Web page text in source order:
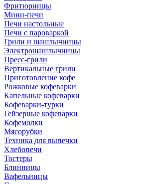
Фритюрницы
Мини-печи
Печи настольные
Печи с пароваркой
Грили и шашлычницы
Электрошашлычницы
Пресс-грили
Вертикальные грили
Приготовление кофе
Рожковые кофеварки
Капельные кофеварки
Кофеварки-турки
Гейзерные кофеварки
Кофемолки
Мясорубки
Техника для выпечки
Хлебопечи
Тостеры
Блинницы
Вафельницы